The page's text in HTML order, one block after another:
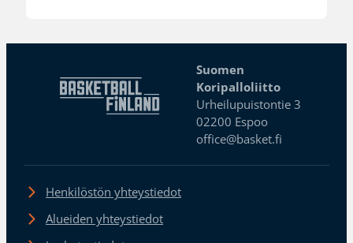
Suomen
Koripalloliitto
Urheilupuistontie 3
02200 Espoo
office@basket.fi
Henkilöstön yhteystiedot
Alueiden yhteystiedot